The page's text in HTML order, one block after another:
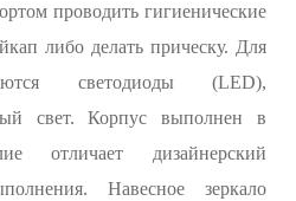
проводить гигиенические
либо делать прическу. Для
светодиоды (LED),
свет. Корпус выполнен в
отличает дизайнерский
Навесное зеркало